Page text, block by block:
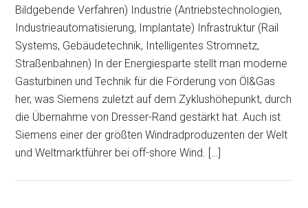
Bildgebende Verfahren) Industrie (Antriebstechnologien,
Industrieautomatisierung, Implantate) Infrastruktur (Rail
Systems, Gebäudetechnik, Intelligentes Stromnetz,
Straßenbahnen) In der Energiesparte stellt man moderne
Gasturbinen und Technik für die Förderung von Öl&Gas
her, was Siemens zuletzt auf dem Zyklushöhepunkt, durch
die Übernahme von Dresser-Rand gestärkt hat. Auch ist
Siemens einer der größten Windradproduzenten der Welt
und Weltmarktführer bei off-shore Wind. […]